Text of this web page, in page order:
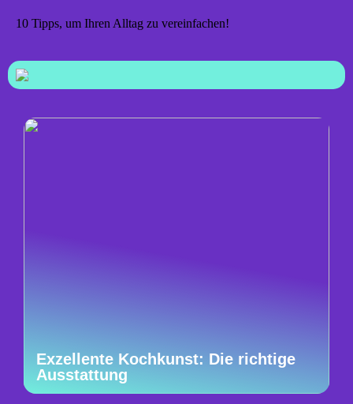
10 Tipps, um Ihren Alltag zu vereinfachen!
Exzellente Kochkunst: Die richtige
Ausstattung